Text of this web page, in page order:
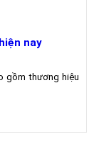
nay
gồm thương hiệu